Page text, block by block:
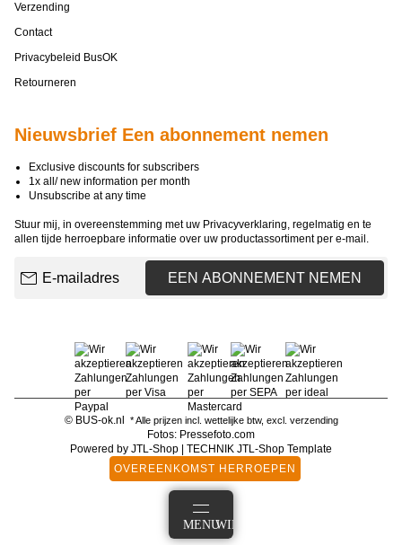
Verzending
Contact
Privacybeleid BusOK
Retourneren
Nieuwsbrief Een abonnement nemen
Exclusive discounts for subscribers
1x all/ new information per month
Unsubscribe at any time
Stuur mij, in overeenstemming met uw Privacyverklaring, regelmatig en te
allen tijde herroepbare informatie over uw productassortiment per e-mail.
EEN ABONNEMENT NEMEN
© BUS-ok.nl * Alle prijzen incl. wettelijke btw, excl. verzending
Fotos: Pressefoto.com
Powered by JTL-Shop
TECHNIK JTL-Shop Template
OVEREENKOMST HERROEPEN
MENUWINKELMANDJE